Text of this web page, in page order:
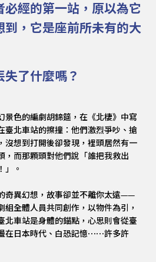
經的第一站， 原以為它
到，它是座前所未有的大
了什麼嗎？
景色的編劇胡錦筵，在《北棲》中寫
臺北車站的擦撞：他們激烈爭吵、搶
沒想到打開後卻發現，裡頭居然有一
而那顆頭對他們說「誰把我救出
」。
奇異幻想，故事卻並不離你太遠——
組全體人員共同創作，以物件為引，
北車站是身體的錨點，心思則會從臺
在日本時代、白恐記憶⋯⋯許多許